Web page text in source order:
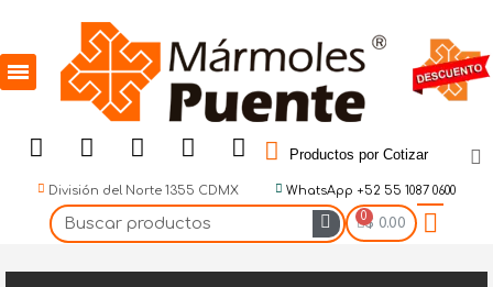
Productos por Cotizar
División del Norte 1355 CDMX WhatsApp +52 55 1087 0600
$ 0.00